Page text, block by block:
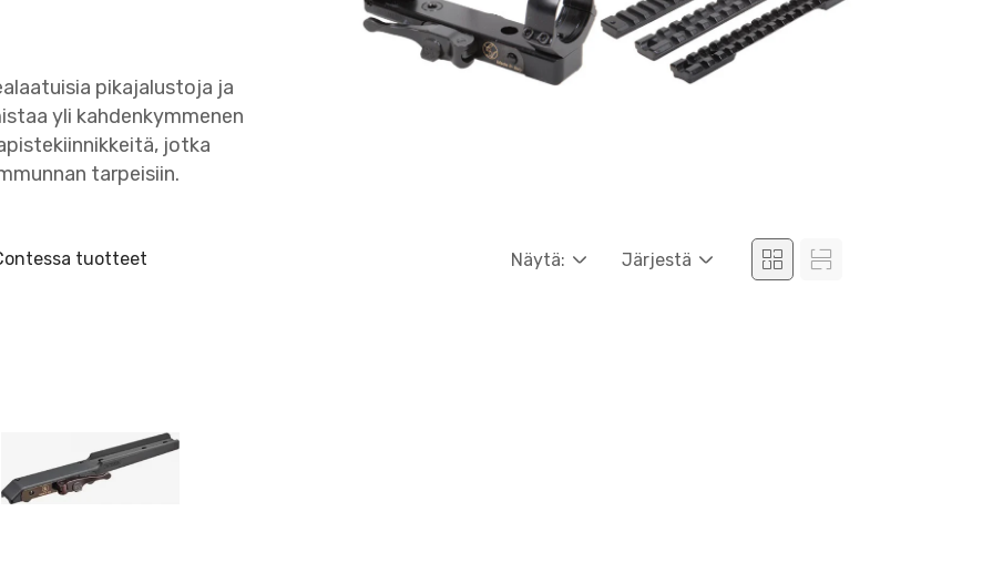
pikajalustoja ja
yli kahdenkymmenen
jotka
tarpeisiin.
tuotteet Näytä: Järjestä